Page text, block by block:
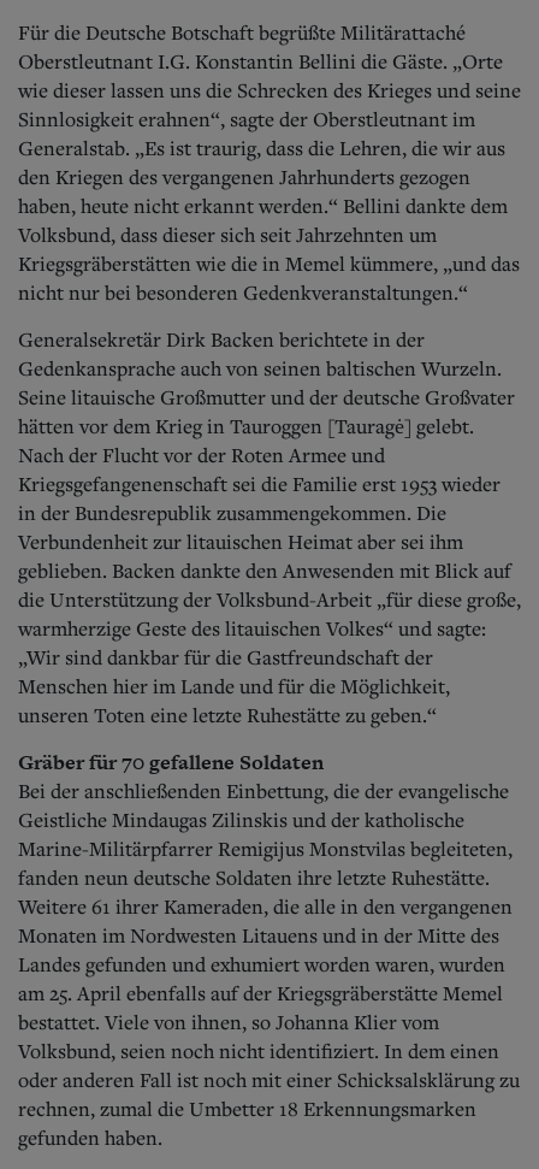
Für die Deutsche Botschaft begrüßte Militärattaché
Oberstleutnant I.G. Konstantin Bellini die Gäste. „Orte
wie dieser lassen uns die Schrecken des Krieges und seine
Sinnlosigkeit erahnen“, sagte der Oberstleutnant im
Generalstab. „Es ist traurig, dass die Lehren, die wir aus
den Kriegen des vergangenen Jahrhunderts gezogen
haben, heute nicht erkannt werden.“ Bellini dankte dem
Volksbund, dass dieser sich seit Jahrzehnten um
Kriegsgräberstätten wie die in Memel kümmere, „und das
nicht nur bei besonderen Gedenkveranstaltungen.“
Generalsekretär Dirk Backen berichtete in der
Gedenkansprache auch von seinen baltischen Wurzeln.
Seine litauische Großmutter und der deutsche Großvater
hätten vor dem Krieg in Tauroggen [Tauragė] gelebt.
Nach der Flucht vor der Roten Armee und
Kriegsgefangenenschaft sei die Familie erst 1953 wieder
in der Bundesrepublik zusammengekommen. Die
Verbundenheit zur litauischen Heimat aber sei ihm
geblieben. Backen dankte den Anwesenden mit Blick auf
die Unterstützung der Volksbund-Arbeit „für diese große,
warmherzige Geste des litauischen Volkes“ und sagte:
„Wir sind dankbar für die Gastfreundschaft der
Menschen hier im Lande und für die Möglichkeit,
unseren Toten eine letzte Ruhestätte zu geben.“
Gräber für 70 gefallene Soldaten
Bei der anschließenden Einbettung, die der evangelische
Geistliche Mindaugas Zilinskis und der katholische
Marine-Militärpfarrer Remigijus Monstvilas begleiteten,
fanden neun deutsche Soldaten ihre letzte Ruhestätte.
Weitere 61 ihrer Kameraden, die alle in den vergangenen
Monaten im Nordwesten Litauens und in der Mitte des
Landes gefunden und exhumiert worden waren, wurden
am 25. April ebenfalls auf der Kriegsgräberstätte Memel
bestattet. Viele von ihnen, so Johanna Klier vom
Volksbund, seien noch nicht identifiziert. In dem einen
oder anderen Fall ist noch mit einer Schicksalsklärung zu
rechnen, zumal die Umbetter 18 Erkennungsmarken
gefunden haben.